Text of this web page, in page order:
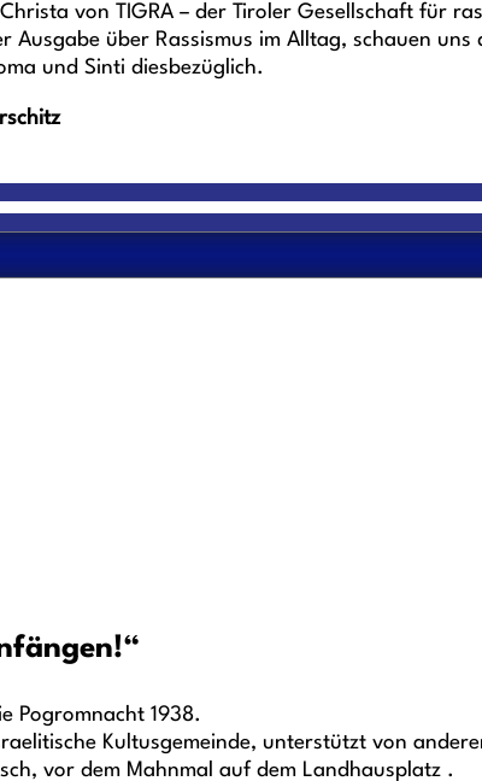
von TIGRA – der Tiroler Gesellschaft für
über Rassismus im Alltag, schauen
und Sinti diesbezüglich.
Pogromnacht 1938.
Kultusgemeinde, unterstützt von
vor dem Mahnmal auf dem Landhausplatz .